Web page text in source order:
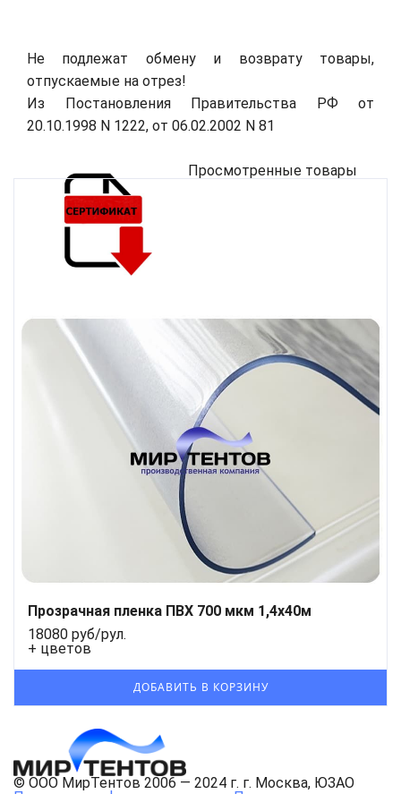
Не подлежат обмену и возврату товары,
отпускаемые на отрез!
Из Постановления Правительства РФ от
20.10.1998 N 1222, от 06.02.2002 N 81
Просмотренные товары
Прозрачная пленка ПВХ 700 мкм 1,4x40м
18080 руб/рул.
+ цветов
© ООО МирТентов 2006 — 2024 г. г. Москва, ЮЗАО